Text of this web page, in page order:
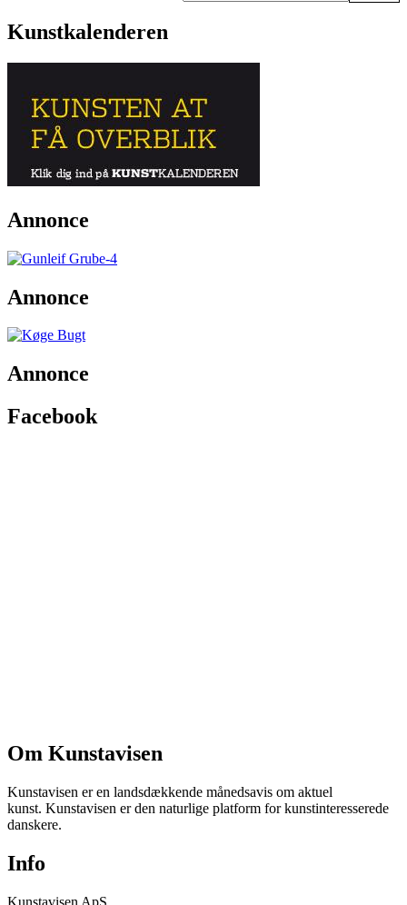
Kunstkalenderen
Annonce
Annonce
Annonce
Facebook
Om Kunstavisen
Kunstavisen er en landsdækkende månedsavis om aktuel
kunst. Kunstavisen er den naturlige platform for kunstinteresserede
danskere.
Info
Kunstavisen ApS